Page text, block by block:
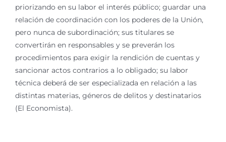
priorizando en su labor el interés público; guardar una
relación de coordinación con los poderes de la Unión,
pero nunca de subordinación; sus titulares se
convertirán en responsables y se preverán los
procedimientos para exigir la rendición de cuentas y
sancionar actos contrarios a lo obligado; su labor
técnica deberá de ser especializada en relación a las
distintas materias, géneros de delitos y destinatarios
(El Economista).